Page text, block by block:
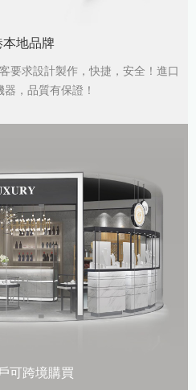
本地品牌
要求設計製作，快捷，安全！進口
，品質有保證！
可跨境購買